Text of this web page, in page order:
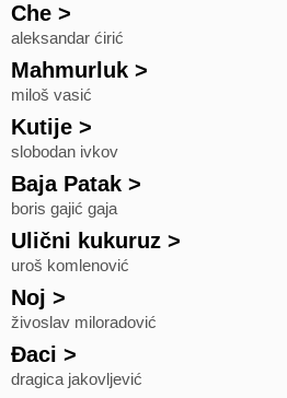
Che >
aleksandar ćirić
Mahmurluk >
miloš vasić
Kutije >
slobodan ivkov
Baja Patak >
boris gajić gaja
Ulični kukuruz >
uroš komlenović
Noj >
živoslav miloradović
Đaci >
dragica jakovljević